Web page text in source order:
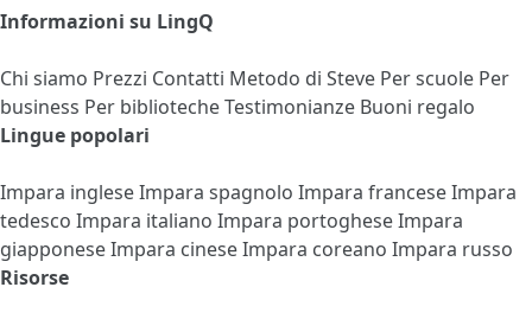
Informazioni su LingQ
Chi siamo Prezzi Contatti Metodo di Steve Per scuole Per
business Per bibliotecheTestimonianze Buoni regalo
Lingue popolari
Impara ingleseImpara spagnolo Impara franceseImpara
tedesco Impara italiano Impara portogheseImpara
giapponeseImpara cineseImpara coreano Impara russo
Risorse